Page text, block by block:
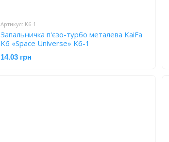
Артикул: K6-1
Запальничка п'єзо-турбо металева KaiFa
K6 «Space Universe» K6-1
14.03 грн